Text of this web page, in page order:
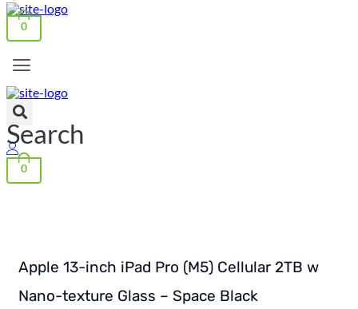
0
Search
0
Apple 13-inch iPad Pro (M5) Cellular 2TB w
Nano-texture Glass – Space Black